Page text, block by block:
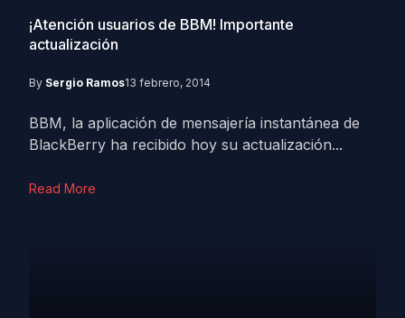
¡Atención usuarios de BBM! Importante
actualización
By Sergio Ramos13 febrero, 2014
BBM, la aplicación de mensajería instantánea de
BlackBerry ha recibido hoy su actualización...
Read More